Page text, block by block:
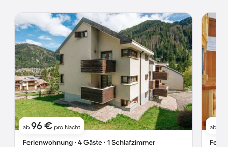
ab 96 € pro Nacht
Ferienwohnung ∙ 4 Gäste ∙ 1 Schlafzimmer
ab